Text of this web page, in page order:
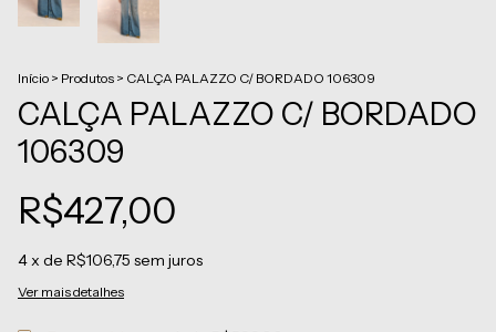
Início > Produtos > CALÇA PALAZZO C/ BORDADO 106309
CALÇA PALAZZO C/ BORDADO
106309
R$427,00
4x de R$106,75 sem juros
Ver mais detalhes